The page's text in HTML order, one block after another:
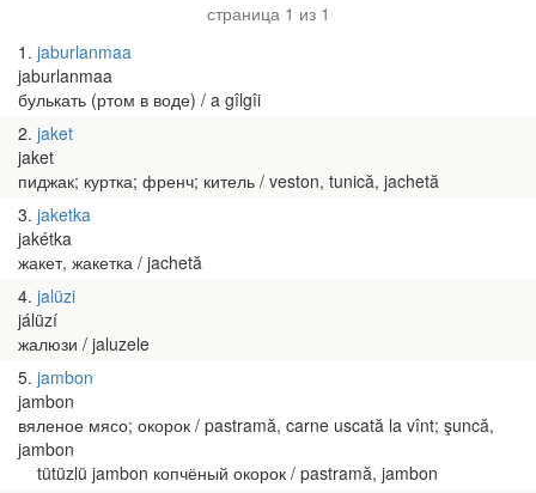
страница 1 из 1
1 jaburlanmaa
jaburlanmaa
булькать (ртом в воде) / a gîlgîi
2 jaket
jaket
пиджак; куртка; френч; китель / veston, tunică, jachetă
3 jaketka
jakétka
жакет, жакетка / jachetă
4 jalüzi
jálüzí
жалюзи / jaluzele
5 jambon
jambon
вяленое мясо; окорок / pastramă, carne uscată la vînt; şuncă,
jambon
tütüzlü jambon копчёный окорок / pastramă, jambon